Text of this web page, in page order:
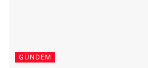
GÜNDEM